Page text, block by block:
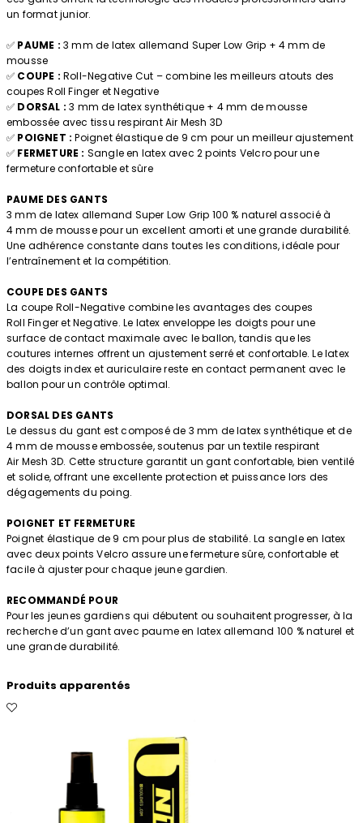
un format junior.
✅ PAUME : 3 mm de latex allemand Super Low Grip + 4 mm de
mousse
✅ COUPE : Roll-Negative Cut – combine les meilleurs atouts des
coupes Roll Finger et Negative
✅ DORSAL : 3 mm de latex synthétique + 4 mm de mousse
embossée avec tissu respirant Air Mesh 3D
✅ POIGNET : Poignet élastique de 9 cm pour un meilleur ajustement
✅ FERMETURE : Sangle en latex avec 2 points Velcro pour une
fermeture confortable et sûre
PAUME DES GANTS
3 mm de latex allemand Super Low Grip 100 % naturel associé à
4 mm de mousse pour un excellent amorti et une grande durabilité.
Une adhérence constante dans toutes les conditions, idéale pour
l’entraînement et la compétition.
COUPE DES GANTS
La coupe Roll-Negative combine les avantages des coupes
Roll Finger et Negative. Le latex enveloppe les doigts pour une
surface de contact maximale avec le ballon, tandis que les
coutures internes offrent un ajustement serré et confortable. Le latex
des doigts index et auriculaire reste en contact permanent avec le
ballon pour un contrôle optimal.
DORSAL DES GANTS
Le dessus du gant est composé de 3 mm de latex synthétique et de
4 mm de mousse embossée, soutenus par un textile respirant
Air Mesh 3D. Cette structure garantit un gant confortable, bien ventilé
et solide, offrant une excellente protection et puissance lors des
dégagements du poing.
POIGNET ET FERMETURE
Poignet élastique de 9 cm pour plus de stabilité. La sangle en latex
avec deux points Velcro assure une fermeture sûre, confortable et
facile à ajuster pour chaque jeune gardien.
RECOMMANDÉ POUR
Pour les jeunes gardiens qui débutent ou souhaitent progresser, à la
recherche d’un gant avec paume en latex allemand 100 % naturel et
une grande durabilité.
Produits apparentés